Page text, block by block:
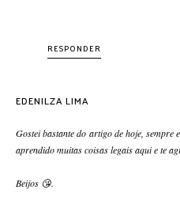
RESPONDER
EDENILZA LIMA
Gostei bastante do artigo de hoje, sempre
aprendido muitas coisas legais aqui e te
Beijos 😘.